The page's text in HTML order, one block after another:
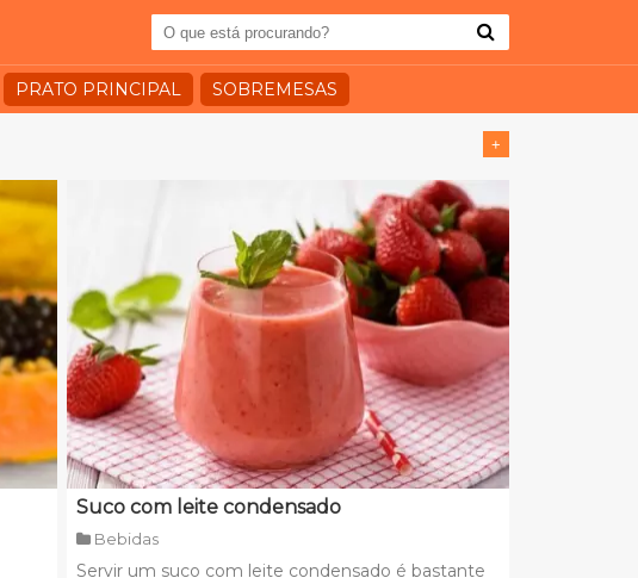
PRATO PRINCIPAL SOBREMESAS
+
Suco com leite condensado
Bebidas
Servir um suco com leite condensado é bastante